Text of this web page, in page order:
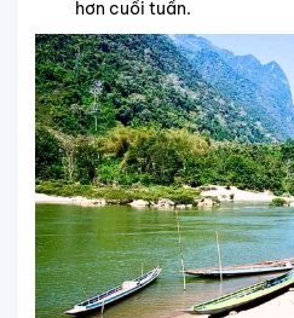
hơn cuối tuần.